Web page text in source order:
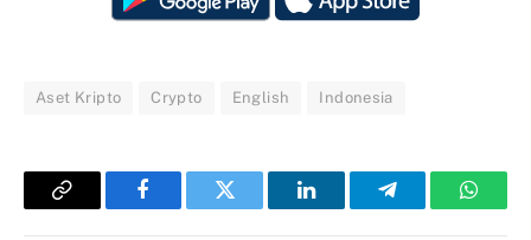
Aset Kripto Crypto English Indonesia
Copy
FacebookTwitter LinkedInTelegram